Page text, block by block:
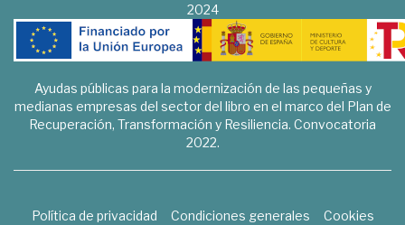
2024
Ayudas públicas para la modernización de las pequeñas y
medianas empresas del sector del libro en el marco del Plan de
Recuperación, Transformación y Resiliencia. Convocatoria
2022.
Política de privacidad Condiciones generales
Cookies